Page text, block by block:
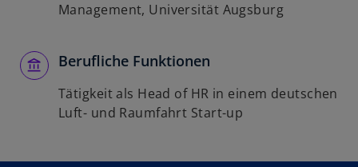
Management, Universität Augsburg
Berufliche Funktionen
Tätigkeit als Head of HR in einem deutschen
Luft- und Raumfahrt Start-up